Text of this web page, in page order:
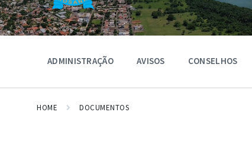
ADMINISTRAÇÃO AVISOS CONSELHOS
HOME DOCUMENTOS